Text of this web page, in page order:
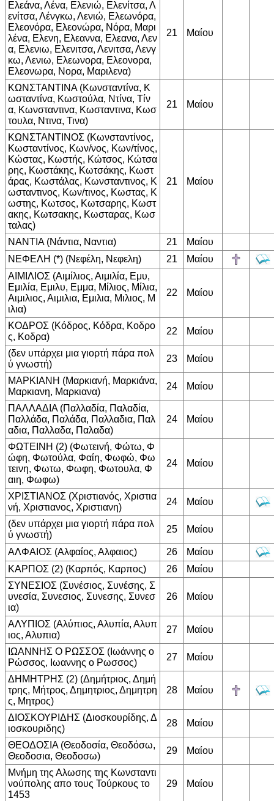
Ελεάνα, Λένα, Ελενιώ, Ελενίτσα, Λ
ενίτσα, Λένγκω, Λενιώ, Ελεωνόρα,
Ελεονόρα, Ελεονώρα, Νόρα, Μαρι
λένα, Ελενη, Ελεαννα, Ελεανα, Λεν
α, Ελενιω, Ελενιτσα, Λενιτσα, Λενγ
κω, Λενιω, Ελεωνορα, Ελεονορα,
Ελεονωρα, Νορα, Μαριλενα)
21 Μαίου
ΚΩΝΣΤΑΝΤΙΝΑ (Κωνσταντίνα, Κ
ωσταντίνα, Κωστούλα, Ντίνα, Τίν
α, Κωνσταντινα, Κωσταντινα, Κωσ
τουλα, Ντινα, Τινα)
21 Μαίου
ΚΩΝΣΤΑΝΤΙΝΟΣ (Κωνσταντίνος,
Κωσταντίνος, Κων/νος, Κων/τίνος,
Κώστας, Κωστής, Κώτσος, Κώτσα
ρης, Κωστάκης, Κωτσάκης, Κωστ
άρας, Κωστάλας, Κωνσταντινος, Κ
ωσταντινος, Κων/τινος, Κωστας, Κ
ωστης, Κωτσος, Κωτσαρης, Κωστ
ακης, Κωτσακης, Κωσταρας, Κωσ
ταλας)
21 Μαίου
ΝΑΝΤΙΑ (Νάντια, Ναντια) 21
Μαίου
ΝΕΦΕΛΗ (*) (Νεφέλη, Νεφελη)
21
Μαίου
ΑΙΜΙΛΙΟΣ (Αιμίλιος, Αιμιλία, Εμυ,
Εμιλία, Εμιλυ, Εμμα, Μίλιος, Μίλια,
Αιμιλιος, Αιμιλια, Εμιλια, Μιλιος, Μ
ιλια)
22 Μαίου
ΚΟΔΡΟΣ (Κόδρος, Κόδρα, Κοδρο
ς, Κοδρα)
22 Μαίου
(δεν υπάρχει μια γιορτή πάρα πολ
ύ γνωστή)
23 Μαίου
ΜΑΡΚΙΑΝΗ (Μαρκιανή, Μαρκιάνα,
Μαρκιανη, Μαρκιανα)
24 Μαίου
ΠΑΛΛΑΔΙΑ (Παλλαδία, Παλαδία,
Παλλάδα, Παλάδα, Παλλαδια, Παλ
αδια, Παλλαδα, Παλαδα)
24 Μαίου
ΦΩΤΕΙΝΗ (2) (Φωτεινή, Φώτω, Φ
ώφη, Φωτούλα, Φαίη, Φωφώ, Φω
τεινη, Φωτω, Φωφη, Φωτουλα, Φ
αιη, Φωφω)
24 Μαίου
ΧΡΙΣΤΙΑΝΟΣ (Χριστιανός, Χριστια
νή, Χριστιανος, Χριστιανη)
24 Μαίου
(δεν υπάρχει μια γιορτή πάρα πολ
ύ γνωστή)
25 Μαίου
ΑΛΦΑΙΟΣ (Αλφαίος, Αλφαιος) 26
Μαίου
ΚΑΡΠΟΣ (2) (Καρπός, Καρπος)
26
Μαίου
ΣΥΝΕΣΙΟΣ (Συνέσιος, Συνέσης, Σ
υνεσία, Συνεσιος, Συνεσης, Συνεσ
ια)
26 Μαίου
ΑΛΥΠΙΟΣ (Αλύπιος, Αλυπία, Αλυπ
ιος, Αλυπια)
27 Μαίου
ΙΩΑΝΝΗΣ Ο ΡΩΣΣΟΣ (Ιωάννης ο
Ρώσσος, Ιωαννης ο Ρωσσος)
27 Μαίου
ΔΗΜΗΤΡΗΣ (2) (Δημήτριος, Δημή
τρης, Μήτρος, Δημητριος, Δημητρη
ς, Μητρος)
28 Μαίου
ΔΙΟΣΚΟΥΡΙΔΗΣ (Διοσκουρίδης, Δ
ιοσκουριδης)
28 Μαίου
ΘΕΟΔΟΣΙΑ (Θεοδοσία, Θεοδόσω,
Θεοδοσια, Θεοδοσω)
29 Μαίου
Μνήμη της Αλωσης της Κωνσταντι
νούπολης απο τους Τούρκους το
1453
29 Μαίου